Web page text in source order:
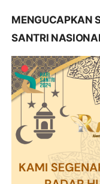
MENGUCAPKAN
SANTRI